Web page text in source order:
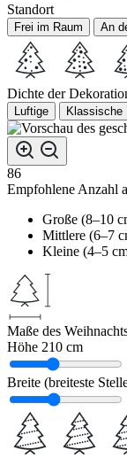
Standort
Frei im Raum An
Dichte der
Luftige Klassische
86
Empfohlene Anzahl
Große (8–10
Mittlere (6–7
Kleine (4–5
Maße des
Höhe 210 cm
Breite (breiteste